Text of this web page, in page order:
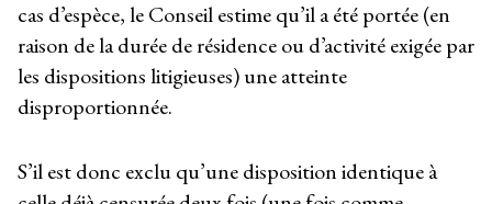
cas d’espèce, le Conseil estime qu’il a été portée (en
raison de la durée de résidence ou d’activité exigée par
les dispositions litigieuses) une atteinte
disproportionnée.
S’il est donc exclu qu’une disposition identique à